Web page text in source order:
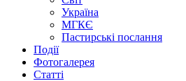
Україна
МГКЄ
Пастирські послання
Події
Фотогалерея
Статті